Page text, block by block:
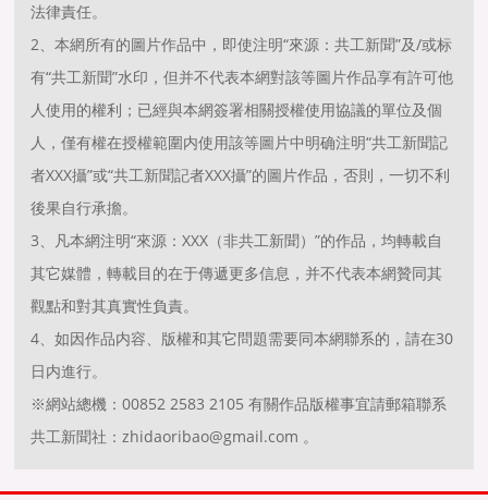
法律責任。
2、本網所有的圖片作品中，即使注明“來源：共工新聞”及/或标
有“共工新聞”水印，但并不代表本網對該等圖片作品享有許可他
人使用的權利；已經與本網簽署相關授權使用協議的單位及個
人，僅有權在授權範圍内使用該等圖片中明确注明“共工新聞記
者XXX攝”或“共工新聞記者XXX攝”的圖片作品，否則，一切不利
後果自行承擔。
3、凡本網注明“來源：XXX（非共工新聞）”的作品，均轉載自
其它媒體，轉載目的在于傳遞更多信息，并不代表本網贊同其
觀點和對其真實性負責。
4、如因作品内容、版權和其它問題需要同本網聯系的，請在30
日内進行。
※網站總機：00852 2583 2105 有關作品版權事宜請郵箱聯系
共工新聞社：zhidaoribao@gmail.com 。